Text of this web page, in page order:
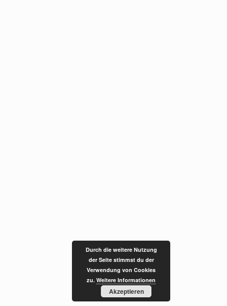
Durch die weitere Nutzung
der Seite stimmst du der
Verwendung von Cookies
zu. Weitere Informationen
Akzeptieren